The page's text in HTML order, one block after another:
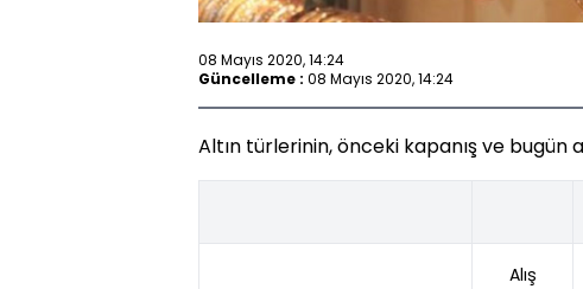
08 Mayıs 2020, 14:24
Güncelleme : 08 Mayıs 2020, 14:24
Altın türlerinin, önceki kapanış ve bugün
Alış